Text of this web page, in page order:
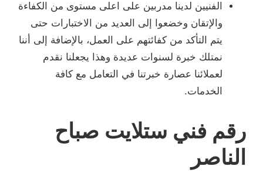
الفنيين لدينا مدربين على اعلى مستوى من الكفاءة
والإتقان وخضعوا إلى العديد من الاختبارات حتى
يتم التأكد من كفائتهم على العمل، بالإضافة إلى أننا
نمتلك خبرة لسنوات عديدة وهذا يجعلنا نقدم
لعملائنا عصارة خبرتنا في التعامل مع كافة
الخدمات.
رقم فني ستلايت صباح
الناصر